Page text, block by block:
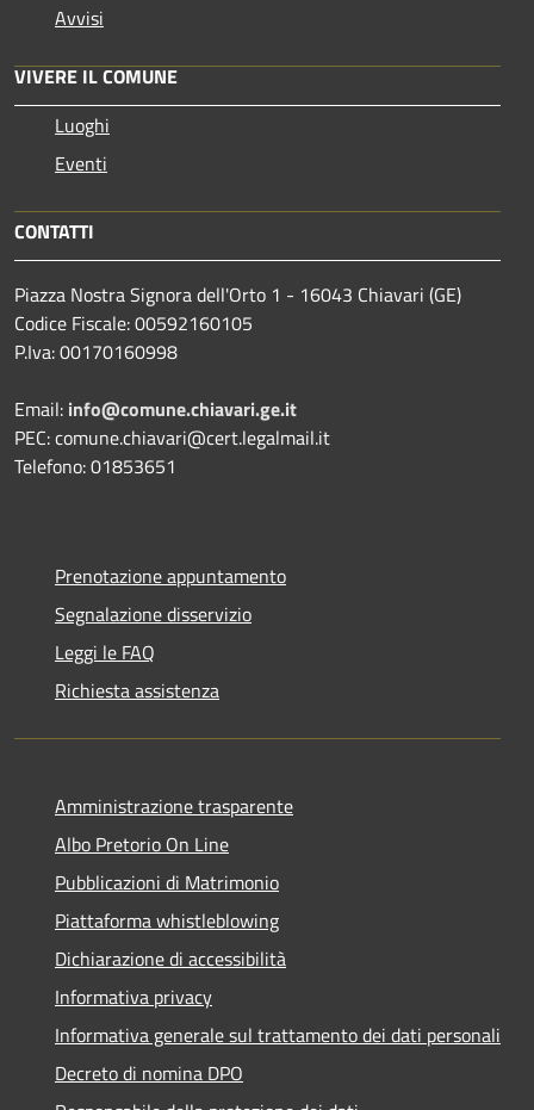
Avvisi
VIVERE IL COMUNE
Luoghi
Eventi
CONTATTI
Piazza Nostra Signora dell'Orto 1 - 16043 Chiavari (GE)
Codice Fiscale: 00592160105
P.Iva: 00170160998
Email: info@comune.chiavari.ge.it
PEC: comune.chiavari@cert.legalmail.it
Telefono: 01853651
Prenotazione appuntamento
Segnalazione disservizio
Leggi le FAQ
Richiesta assistenza
Amministrazione trasparente
Albo Pretorio On Line
Pubblicazioni di Matrimonio
Piattaforma whistleblowing
Dichiarazione di accessibilità
Informativa privacy
Informativa generale sul trattamento dei dati personali
Decreto di nomina DPO